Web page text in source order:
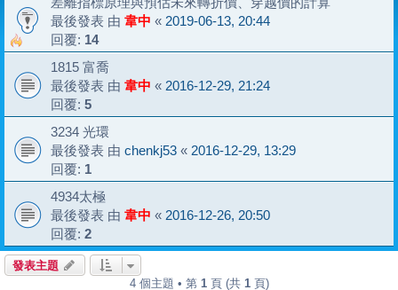
最後發表 由 韋中 « 2019-06-13, 20:44
回覆: 14
1815 富喬
最後發表 由 韋中 « 2016-12-29, 21:24
回覆: 5
3234 光環
最後發表 由 chenkj53 « 2016-12-29, 13:29
回覆: 1
4934太極
最後發表 由 韋中 « 2016-12-26, 20:50
回覆: 2
發表主題
4 個主題 • 第 1頁 (共 1頁)